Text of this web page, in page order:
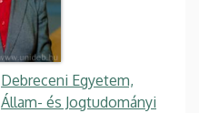
Debreceni Egyetem,
Állam- és Jogtudományi